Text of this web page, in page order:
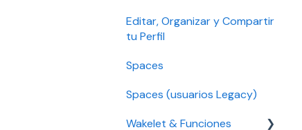
Solución de problemas
Pro
Plan Legacy
Individual y Plan Individual
Editar, Organizar y Compartir
tu Perfil
Spaces
Spaces (usuarios Legacy)
Wakelet & Funciones